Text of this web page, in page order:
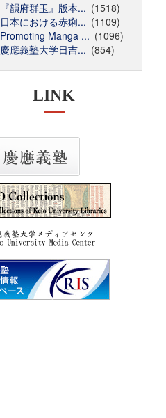
『韻府群玉』版本... (1518)
日本における赤痢... (1109)
Promoting Manga ... (1096)
慶應義塾大学日吉... (854)
LINK